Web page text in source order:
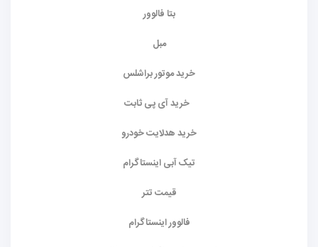
بتا فالوور
مبل
خرید موتور براشلس
خرید آی پی ثابت
خرید هدلایت خودرو
تیک آبی اینستاگرام
قیمت تتر
فالوور اینستاگرام